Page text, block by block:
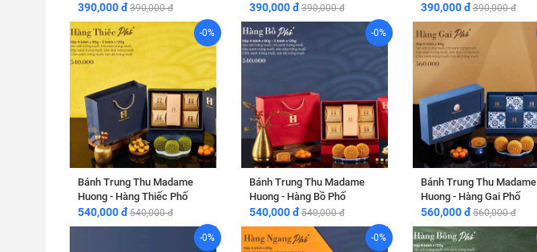
390,000 đ390,000 đ 390,000 đ390,000 đ 390,000 đ390,000 đ
-0%
Bánh Trung Thu Madame
Huong - Hàng Thiếc Phố
540,000 đ540,000 đ
-0%
Bánh Trung Thu Madame
Huong - Hàng Bồ Phố
540,000 đ540,000 đ
Bánh Trung Thu Madame
Huong - Hàng Gai Phố
560,000 đ560,000 đ
-0% -0%